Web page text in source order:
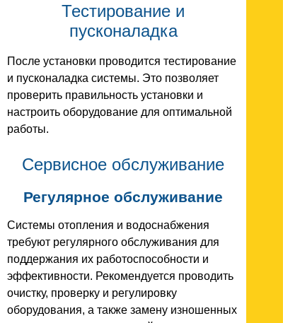
Тестирование и
пусконаладка
После установки проводится тестирование
и пусконаладка системы. Это позволяет
проверить правильность установки и
настроить оборудование для оптимальной
работы.
Сервисное обслуживание
Регулярное обслуживание
Системы отопления и водоснабжения
требуют регулярного обслуживания для
поддержания их работоспособности и
эффективности. Рекомендуется проводить
очистку, проверку и регулировку
оборудования, а также замену изношенных